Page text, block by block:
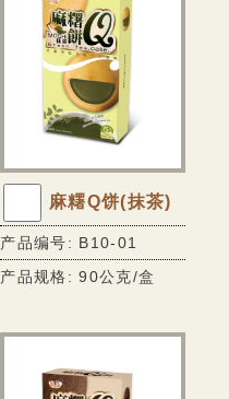
麻糬Q饼(抹茶)
产品编号: B10-01
产品规格: 90公克/盒